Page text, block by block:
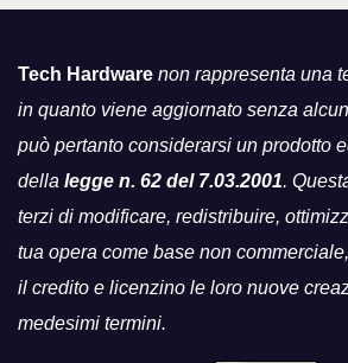
Tech Hardware non rappresenta una
in quanto viene aggiornato senza
può pertanto considerarsi un prodotto
della legge n. 62 del 7.03.2001.
terzi di modificare, redistribuire,
tua opera come base non
il credito e licenzino le loro nuove
medesimi termini.